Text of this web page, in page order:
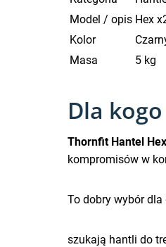
Model / opis Hex
Kolor
Masa
5 kg
Dla
Thornfit Hantel
kompromisów w
To dobry wybór dla
szukają hantli do